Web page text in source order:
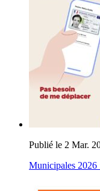
Publié le 2 Mar.
Municipales 2026